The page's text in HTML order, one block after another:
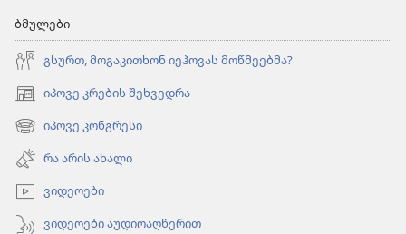
ბმულები
გსურთ, მოგაკითხონ იეჰოვას მოწმეებმა?
იპოვე კრების შეხვედრა
(გაიხსნება
ახალი
ფანჯარა)
იპოვე კონგრესი
(გაიხსნება
ახალი
ფანჯარა)
რა არის ახალი
ვიდეოები
ვიდეოები აუდიოაღწერით